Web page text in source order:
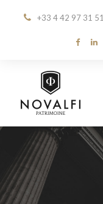
+33 4 42 97 31 51